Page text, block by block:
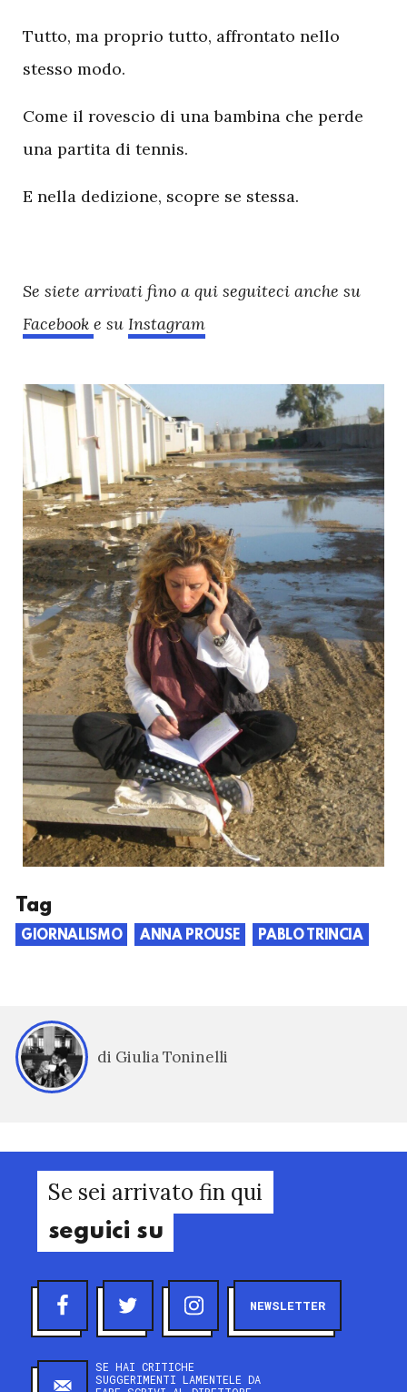
Tutto, ma proprio tutto, affrontato nello
stesso modo.
Come il rovescio di una bambina che perde
una partita di tennis.
E nella dedizione, scopre se stessa.
Se siete arrivati fino a qui seguiteci anche su
Facebook e su Instagram
Tag
GIORNALISMO ANNA PROUSE PABLO TRINCIA
di Giulia Toninelli
Se sei arrivato fin qui
seguici su
NEWSLETTER
SE HAI CRITICHE
SUGGERIMENTI LAMENTELE DA